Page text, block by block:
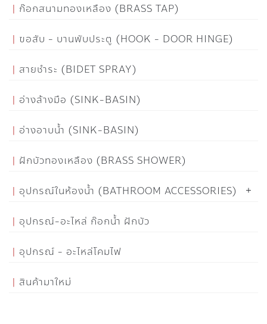
ก๊อกสนามทองเหลือง (BRASS TAP)
ขอสับ - บานพับประตู (HOOK - DOOR HINGE)
สายชำระ (BIDET SPRAY)
อ่างล้างมือ (SINK-BASIN)
อ่างอาบน้ำ (SINK-BASIN)
ฝักบัวทองเหลือง (BRASS SHOWER)
อุปกรณ์ในห้องน้ำ (BATHROOM ACCESSORIES)
อุปกรณ์-อะไหล่ ก๊อกน้ำ ฝักบัว
อุปกรณ์ - อะไหล่โคมไฟ
สินค้ามาใหม่